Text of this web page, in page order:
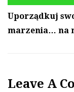
Uporządkuj
marzenia… na
Leave A